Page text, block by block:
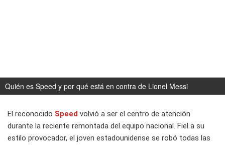
Quién es Speed y por qué está en contra de Lionel Messi
El reconocido Speed volvió a ser el centro de atención
durante la reciente remontada del equipo nacional. Fiel a su
estilo provocador, el joven estadounidense se robó todas las